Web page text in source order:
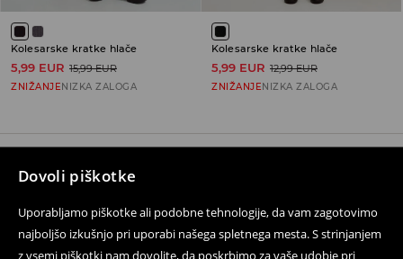
Dovoli piškotke
Uporabljamo piškotke ali podobne tehnologije, da vam zagotovimo
najboljšo izkušnjo pri uporabi našega spletnega mesta. S strinjanjem
z vsemi piškotki nam dovolite, da poskrbimo za vaše udobje pri
Kolesarske kratke hlače
5,99 EUR 15,99 EUR
ZNIŽANJE NIZKA ZALOGA
Kolesarske kratke hlače
5,99 EUR 12,99 EUR
ZNIŽANJE NIZKA ZALOGA